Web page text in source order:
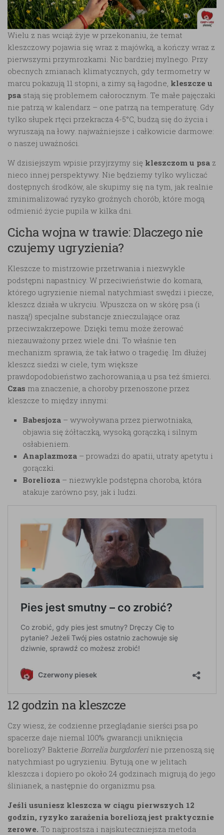
Wielu z nas wciąż żyje w przekonaniu, że temat
kleszczowy pojawia się wraz z majówką, a kończy wraz z
pierwszymi przymrozkami. Nic bardziej mylnego. Przy
obecnych zmianach klimatycznych, gdy termometry w
marcu pokazują 11 stopni, a zimy są łagodne, kleszcze u
psa stają się problemem całorocznym. Te małe pajęczaki
nie patrzą w kalendarz – one patrzą na temperaturę. Gdy
tylko słupek rtęci przekracza 4-5°C, budzą się do życia i
wyruszają na łowy. najważniejsze i całkowicie darmowe:
o naszej uważności.
W dzisiejszym wpisie przyjrzymy się kleszczom u psa z
nieco innej perspektywy. Nie będziemy tylko wyliczać
dostępnych środków, ale skupimy się na tym, jak realnie
zminimalizować ryzyko groźnych chorób, które mogą
odmienić życie pupila w kilka dni.
Cicha wojna w trawie: Dlaczego nie
czujemy ugryzienia?
Kleszcze to mistrzowie przetrwania i niezwykle
podstępni napastnicy. W przeciwieństwie do komara,
którego ugryzienie niemal natychmiast swędzi i piecze,
kleszcz działa w ukryciu. Wpuszcza on w skórę psa (i
naszą!) specjalne substancje znieczulające oraz
przeciwzakrzepowe. Dzięki temu może żerować
niezauważony przez wiele dni. To właśnie ten
mechanizm sprawia, że tak łatwo o tragedię. Im dłużej
kleszcz siedzi w ciele, tym większe
prawdopodobieństwo zachorowania,a u psa też śmierci.
Czas ma znaczenie, a choroby przenoszone przez
kleszcze to między innymi:
Babesjoza – wywoływana przez pierwotniaka,
objawia się żółtaczką, wysoką gorączką i silnym
osłabieniem.
Anaplazmoza – prowadzi do apatii, utraty apetytu i
gorączki.
Borelioza – niezwykle podstępna choroba, która
atakuje zarówno psy, jak i ludzi.
12 godzin na kleszcze
Czy wiesz, że codzienne przeglądanie sierści psa po
spacerze daje niemal 100% gwarancji uniknięcia
boreliozy? Bakterie Borrelia burgdorferinie przenoszą się
natychmiast po ugryzieniu. Bytują one w jelitach
kleszcza i dopiero po około 24 godzinach migrują do jego
ślinianek, a następnie do organizmu psa.
Jeśli usuniesz kleszcza w ciągu pierwszych 12
godzin, ryzyko zarażenia boreliozą jest praktycznie
zerowe. To najprostsza i najskuteczniejsza metoda